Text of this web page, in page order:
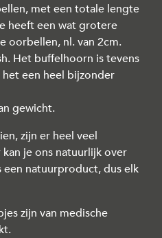
met een totale lengte
heeft een wat grotere
oorbellen, nl. van 2cm.
Het buffelhoorn is tevens
een heel bijzonder
gewicht.
zijn er heel veel
je ons natuurlijk over
natuurproduct, dus elk
zijn van medische